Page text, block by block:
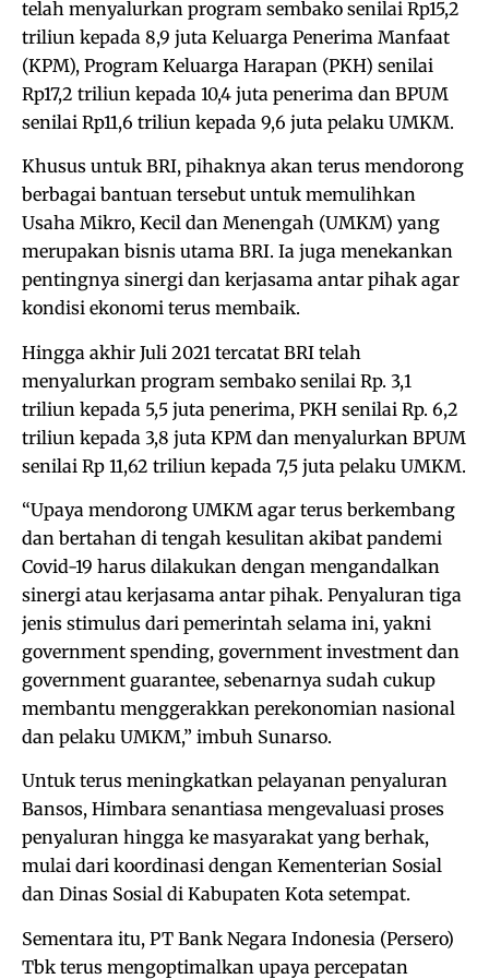
telah menyalurkan program sembako senilai Rp15,2
triliun kepada 8,9 juta Keluarga Penerima Manfaat
(KPM), Program Keluarga Harapan (PKH) senilai
Rp17,2 triliun kepada 10,4 juta penerima dan BPUM
senilai Rp11,6 triliun kepada 9,6 juta pelaku UMKM.
Khusus untuk BRI, pihaknya akan terus mendorong
berbagai bantuan tersebut untuk memulihkan
Usaha Mikro, Kecil dan Menengah (UMKM) yang
merupakan bisnis utama BRI. Ia juga menekankan
pentingnya sinergi dan kerjasama antar pihak agar
kondisi ekonomi terus membaik.
Hingga akhir Juli 2021 tercatat BRI telah
menyalurkan program sembako senilai Rp. 3,1
triliun kepada 5,5 juta penerima, PKH senilai Rp. 6,2
triliun kepada 3,8 juta KPM dan menyalurkan BPUM
senilai Rp 11,62 triliun kepada 7,5 juta pelaku UMKM.
“Upaya mendorong UMKM agar terus berkembang
dan bertahan di tengah kesulitan akibat pandemi
Covid-19 harus dilakukan dengan mengandalkan
sinergi atau kerjasama antar pihak. Penyaluran tiga
jenis stimulus dari pemerintah selama ini, yakni
government spending, government investment dan
government guarantee, sebenarnya sudah cukup
membantu menggerakkan perekonomian nasional
dan pelaku UMKM,” imbuh Sunarso.
Untuk terus meningkatkan pelayanan penyaluran
Bansos, Himbara senantiasa mengevaluasi proses
penyaluran hingga ke masyarakat yang berhak,
mulai dari koordinasi dengan Kementerian Sosial
dan Dinas Sosial di Kabupaten Kota setempat.
Sementara itu, PT Bank Negara Indonesia (Persero)
Tbk terus mengoptimalkan upaya percepatan